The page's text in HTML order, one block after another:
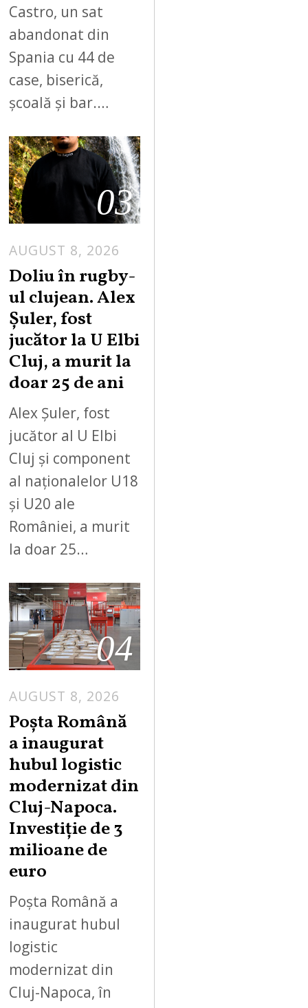
Castro, un sat
abandonat din
Spania cu 44 de
case, biserică,
școală și bar.…
03
AUGUST 8, 2026
Doliu în rugby-
ul clujean. Alex
Șuler, fost
jucător la U Elbi
Cluj, a murit la
doar 25 de ani
Alex Șuler, fost
jucător al U Elbi
Cluj și component
al naționalelor U18
și U20 ale
României, a murit
la doar 25…
04
AUGUST 8, 2026
Poșta Română
a inaugurat
hubul logistic
modernizat din
Cluj-Napoca.
Investiție de 3
milioane de
euro
Poșta Română a
inaugurat hubul
logistic
modernizat din
Cluj-Napoca, în